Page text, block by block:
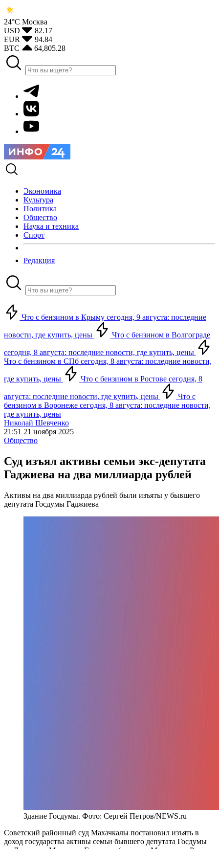
24°С Москва
USD
82.17
EUR
94.84
BTC
64,805.28
Экономика
Культура
Политика
Общество
Наука и техника
Спорт
Редакция
Что с бензином в Крыму сегодня, 9 августа: последние
новости, где купить, цены Что с бензином в Волгограде
сегодня, 8 августа: последние новости, где купить, цены
Что с бензином в СПб сегодня, 8 августа: последние новости,
где купить, цены Что с бензином в Ростове сегодня, 8
августа: последние новости, где купить, цены
Что с
бензином в Воронеже сегодня, 8 августа: последние новости,
где купить, цены
Николай Шевченко
21:51 21 ноября 2025
Общество
Суд изъял активы семьи экс-депутата
Гаджиева на два миллиарда рублей
Активы на два миллиарда рублей были изъяты у бывшего
депутата Госдумы Гаджиева
Здание Госдумы. Фото: Сергей Петров/NEWS.ru
Советский районный суд Махачкалы постановил изъять в
доход государства активы семьи бывшего депутата Госдумы